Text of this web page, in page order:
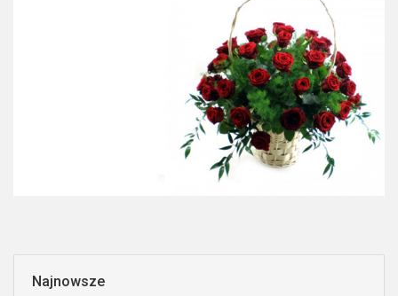
Najnowsze